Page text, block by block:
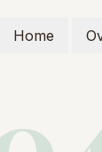
Home